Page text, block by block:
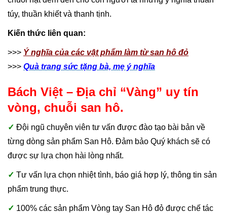
túy, thuần khiết và thanh tịnh.
Kiến thức liên quan:
>>> Ý nghĩa của các vật phẩm làm từ san hô đỏ
>>> Quà trang sức tặng bà, mẹ ý nghĩa
Bách Việt – Địa chỉ “Vàng” uy tín
vòng, chuỗi san hô.
✓ Đội ngũ chuyên viên tư vấn được đào tạo bài bản về
từng dòng sản phẩm San Hô. Đảm bảo Quý khách sẽ có
được sự lựa chọn hài lòng nhất.
✓ Tư vấn lựa chọn nhiệt tình, báo giá hợp lý, thông tin sản
phẩm trung thực.
✓ 100% các sản phẩm Vòng tay San Hô đỏ được chế tác